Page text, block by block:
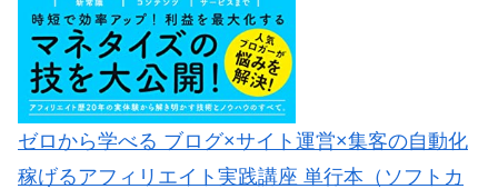
ゼロから学べる ブログ×サイト運営×集客の自動化
稼げるアフィリエイト実践講座 単行本（ソフトカ